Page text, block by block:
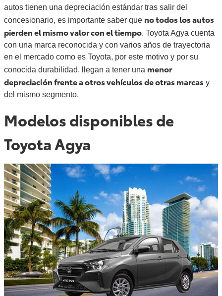
autos tienen una depreciación estándar tras salir del
concesionario, es importante saber que no todos los autos
pierden el mismo valor con el tiempo. Toyota Agya cuenta
con una marca reconocida y con varios años de trayectoria
en el mercado como es Toyota, por este motivo y por su
conocida durabilidad, llegan a tener una menor
depreciación frente a otros vehículos de otras marcas y
del mismo segmento.
Modelos disponibles de
Toyota Agya